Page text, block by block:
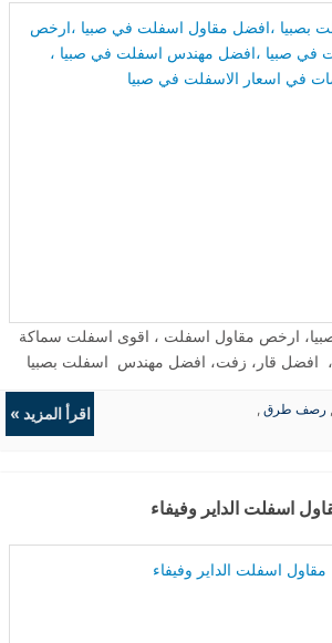
ارخص مقاول اسفلت ، اقوى اسفلت سماكة
افضل قار، زفت، افضل مهندس اسفلت بصبيا
، الخلطة التصميمة للاسفلت مارشال ،
, رصف طرق ,
اقرأ المزيد »
اسفلت الداير وفيفاء